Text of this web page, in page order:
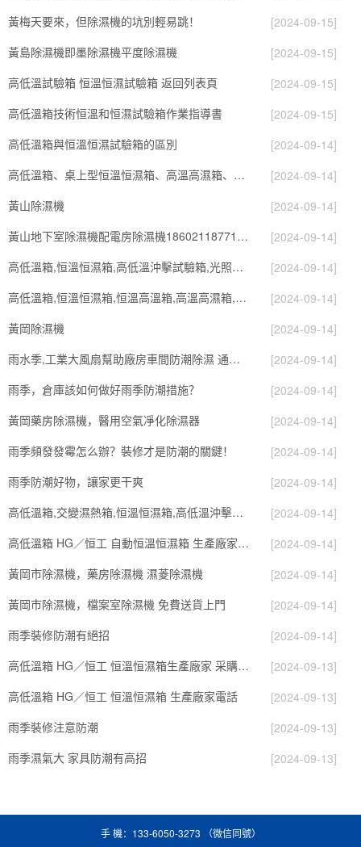
黃梅天要來，但除濕機的坑別輕易跳！
[2024-09-15]
黃島除濕機即墨除濕機平度除濕機
[2024-09-15]
高低溫試驗箱 恒溫恒濕試驗箱 返回列表頁
[2024-09-15]
高低溫箱技術恒溫和恒濕試驗箱作業指導書
[2024-09-15]
高低溫箱與恒溫恒濕試驗箱的區別
[2024-09-14]
高低溫箱、桌上型恒溫恒濕箱、高溫高濕箱、小型高低溫試驗箱
[2024-09-14]
黃山除濕機
[2024-09-14]
黃山地下室除濕機配電房除濕機18602118771 返回列表頁
[2024-09-14]
高低溫箱,恒溫恒濕箱,高低溫沖擊試驗箱,光照老化試驗箱,真空箱
[2024-09-14]
高低溫箱,恒溫恒濕箱,恒溫高溫箱,高溫高濕箱,低溫試驗箱
[2024-09-14]
黃岡除濕機
[2024-09-14]
雨水季,工業大風扇幫助廠房車間防潮除濕 通風換氣
[2024-09-14]
雨季，倉庫該如何做好雨季防潮措施？
[2024-09-14]
黃岡藥房除濕機，醫用空氣凈化除濕器
[2024-09-14]
雨季頻發發霉怎么辦？裝修才是防潮的關鍵！
[2024-09-14]
雨季防潮好物，讓家更干爽
[2024-09-14]
高低溫箱,交變濕熱箱,恒溫恒濕箱,高低溫沖擊箱,鹽霧機
[2024-09-14]
高低溫箱 HG／恒工 自動恒溫恒濕箱 生產廠家電話
[2024-09-14]
黃岡市除濕機，藥房除濕機 濕菱除濕機
[2024-09-14]
黃岡市除濕機，檔案室除濕機 免費送貨上門
[2024-09-14]
雨季裝修防潮有絕招
[2024-09-14]
高低溫箱 HG／恒工 恒溫恒濕箱生產廠家 采購批發價格
[2024-09-13]
高低溫箱 HG／恒工 恒溫恒濕箱 生產廠家電話
[2024-09-13]
雨季裝修注意防潮
[2024-09-13]
雨季濕氣大 家具防潮有高招
[2024-09-13]
手 機：133-6050-3273 （微信同號）